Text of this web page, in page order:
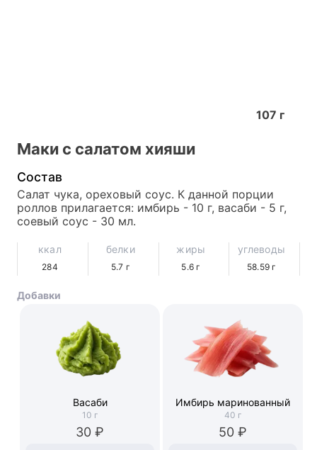
107 г
Маки с салатом хияши
Состав
Салат чука, ореховый соус. К данной порции
роллов прилагается: имбирь - 10 г, васаби - 5 г,
соевый соус - 30 мл.
ккал
284
белки
5.7 г
жиры
5.6 г
углеводы
58.59 г
Добавки
Васаби
10 г
30 ₽
Имбирь маринованный
40 г
50 ₽